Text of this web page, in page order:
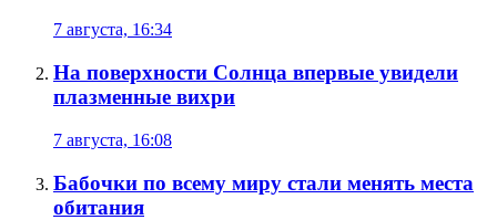
7 августа, 16:34
На поверхности Солнца впервые увидели
плазменные вихри
7 августа, 16:08
Бабочки по всему миру стали менять места
обитания